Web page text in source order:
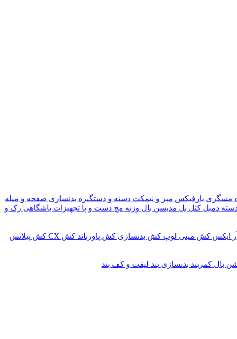
مسگری بارفیکس میز و نیمکت دسته و دستگیره بدنسازی صفحه و میله
دمبل کتل بل مدیسن بال وزنه مچ دست و پا تجهیزات باشگاهی رک و
ایکس کش مینی لوپ کش بدنسازی کش پاورباند کش CX
کش پیلاتس
بال کمربند بدنسازی بند لیفت و کف بند